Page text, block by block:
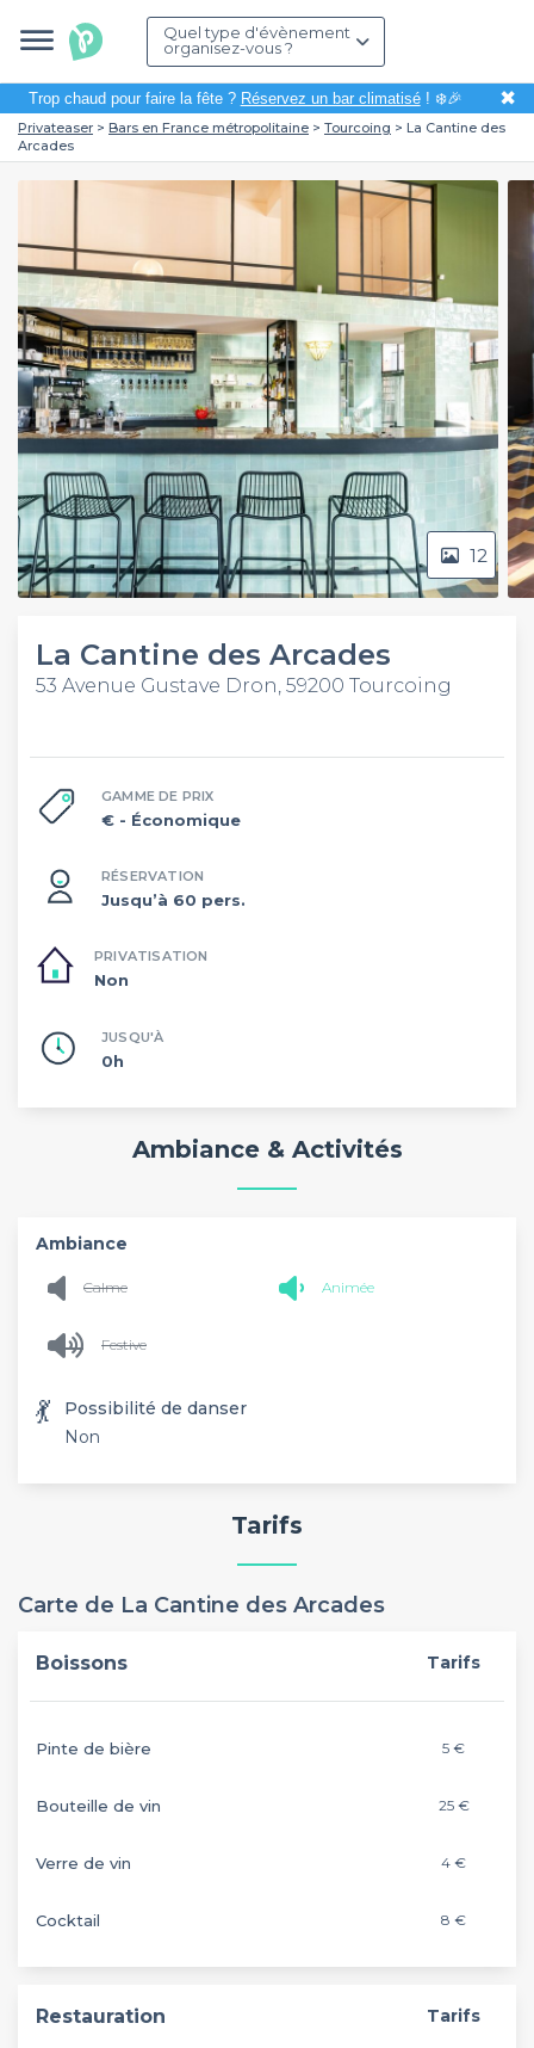
Quel type d'évènement
organisez-vous ?
Trop chaud pour faire la fête ? Réservez un bar climatisé! ❄️🎉 ✖
Privateaser Bars en France métropolitaine Tourcoing
La Cantine des
Arcades
12
La Cantine des Arcades
53 Avenue Gustave Dron, 59200 Tourcoing
GAMME DE PRIX
€ - Économique
RÉSERVATION
Jusqu’à 60 pers.
PRIVATISATION
Non
JUSQU'À
0h
Ambiance & Activités
Ambiance
Calme Animée
Festive
💃
Possibilité de danser
Non
Tarifs
Carte de La Cantine des Arcades
Boissons Tarifs
Pinte de bière 5 €
Bouteille de vin 25 €
Verre de vin 4 €
Cocktail 8 €
Restauration Tarifs